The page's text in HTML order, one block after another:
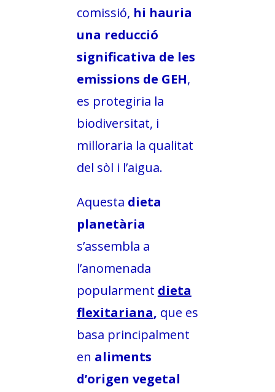
comissió, hi hauria
una reducció
significativa de les
emissions de GEH,
es protegiria la
biodiversitat, i
milloraria la qualitat
del sòl i l’aigua.
Aquesta dieta
planetària
s’assembla a
l’anomenada
popularment dieta
flexitariana, que es
basa principalment
en aliments
d’origen vegetal